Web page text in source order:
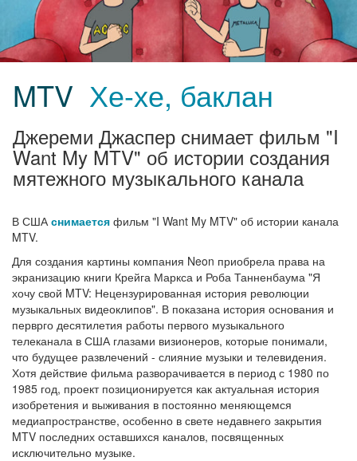
MTV Хе-хе, баклан
Джереми Джаспер снимает фильм "I
Want My MTV" об истории создания
мятежного музыкального канала
В США снимается фильм "I Want My MTV" об истории канала
MTV.
Для создания картины компания Neon приобрела права на
экранизацию книги Крейга Маркса и Роба Танненбаума "Я
хочу свой MTV: Нецензурированная история революции
музыкальных видеоклипов". В показана история основания и
перврго десятилетия работы первого музыкального
телеканала в США глазами визионеров, которые понимали,
что будущее развлечений - слияние музыки и телевидения.
Хотя действие фильма разворачивается в период с 1980 по
1985 год, проект позиционируется как актуальная история
изобретения и выживания в постоянно меняющемся
медиапространстве, особенно в свете недавнего закрытия
MTV последних оставшихся каналов, посвященных
исключительно музыке.